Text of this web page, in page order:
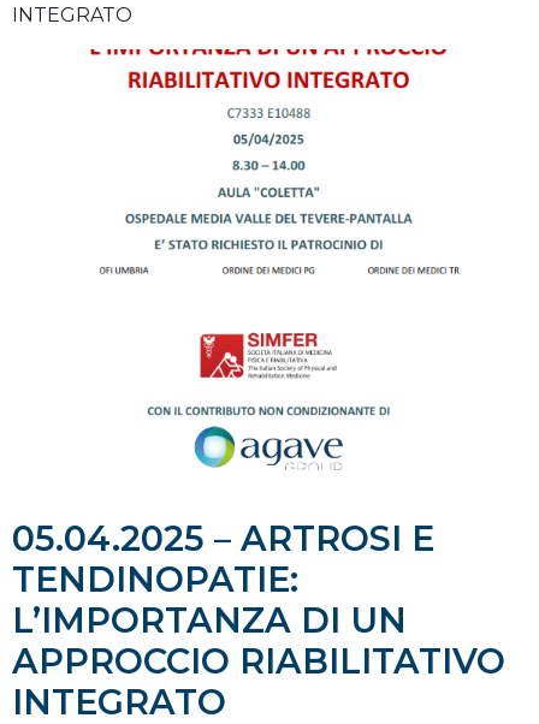
INTEGRATO
05.04.2025 – ARTROSI E
TENDINOPATIE:
L’IMPORTANZA DI UN
APPROCCIO RIABILITATIVO
INTEGRATO